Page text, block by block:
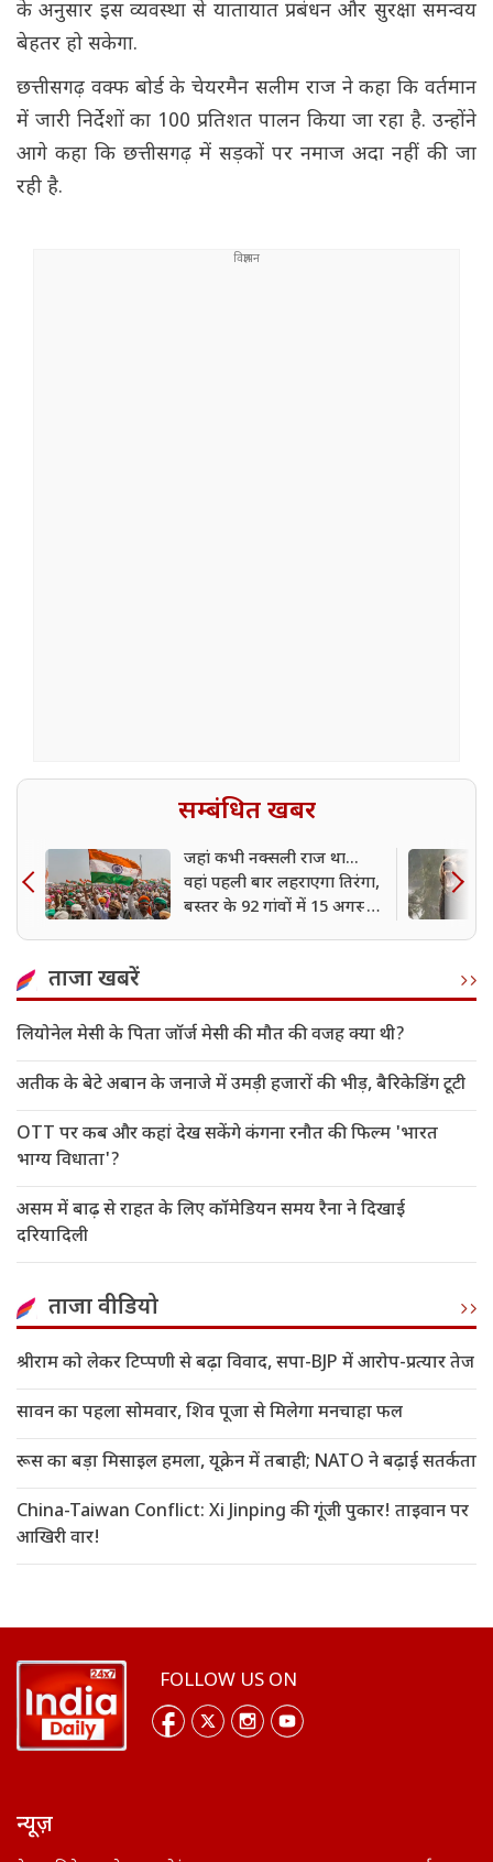
के अनुसार इस व्यवस्था से यातायात प्रबंधन और सुरक्षा समन्वय
बेहतर हो सकेगा.
छत्तीसगढ़ वक्फ बोर्ड के चेयरमैन सलीम राज ने कहा कि वर्तमान
में जारी निर्देशों का 100 प्रतिशत पालन किया जा रहा है. उन्होंने
आगे कहा कि छत्तीसगढ़ में सड़कों पर नमाज अदा नहीं की जा
रही है.
सम्बंधित खबर
जहां कभी नक्सली राज था...
वहां पहली बार लहराएगा तिरंगा,
बस्तर के 92 गांवों में 15 अगस्त
ताजा खबरें
लियोनेल मेसी के पिता जॉर्ज मेसी की मौत की वजह क्या थी?
अतीक के बेटे अबान के जनाजे में उमड़ी हजारों की भीड़, बैरिकेडिंग टूटी
OTT पर कब और कहां देख सकेंगे कंगना रनौत की फिल्म 'भारत
भाग्य विधाता'?
असम में बाढ़ से राहत के लिए कॉमेडियन समय रैना ने दिखाई
दरियादिली
ताजा वीडियो
श्रीराम को लेकर टिप्पणी से बढ़ा विवाद, सपा-BJP में आरोप-प्रत्यार तेज
सावन का पहला सोमवार, शिव पूजा से मिलेगा मनचाहा फल
रूस का बड़ा मिसाइल हमला, यूक्रेन में तबाही; NATO ने बढ़ाई सतर्कता
China-Taiwan Conflict: Xi Jinping की गूंजी पुकार! ताइवान पर
आखिरी वार!
FOLLOW US ON
न्यूज़